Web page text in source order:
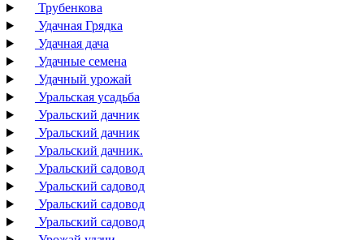
Трубенкова
Удачная Грядка
Удачная дача
Удачные семена
Удачный урожай
Уральская усадьба
Уральский дачник
Уральский дачник
Уральский дачник.
Уральский садовод
Уральский садовод
Уральский садовод
Уральский садовод